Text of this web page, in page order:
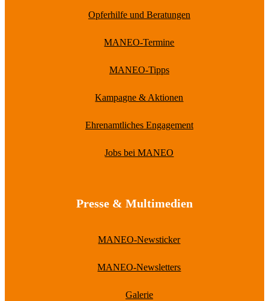
Opferhilfe und Beratungen
MANEO-Termine
MANEO-Tipps
Kampagne & Aktionen
Ehrenamtliches Engagement
Jobs bei MANEO
Presse & Multimedien
MANEO-Newsticker
MANEO-Newsletters
Galerie